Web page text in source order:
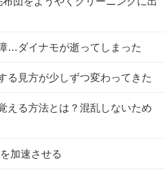
…ダイナモが逝ってしまった
る見方が少しずつ変わってきた
える方法とは？混乱しないため
加速させる